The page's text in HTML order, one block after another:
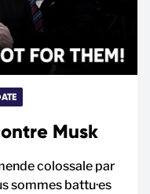
Musk
colossale par
sommes battu·es